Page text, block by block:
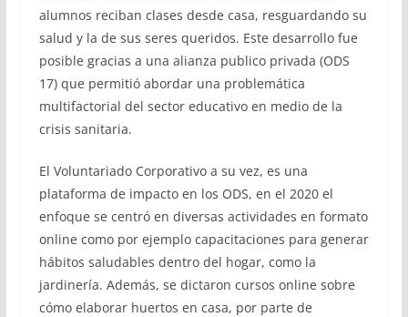
alumnos reciban clases desde casa, resguardando su
salud y la de sus seres queridos. Este desarrollo fue
posible gracias a una alianza publico privada (ODS
17) que permitió abordar una problemática
multifactorial del sector educativo en medio de la
crisis sanitaria.
El Voluntariado Corporativo a su vez, es una
plataforma de impacto en los ODS, en el 2020 el
enfoque se centró en diversas actividades en formato
online como por ejemplo capacitaciones para generar
hábitos saludables dentro del hogar, como la
jardinería. Además, se dictaron cursos online sobre
cómo elaborar huertos en casa, por parte de